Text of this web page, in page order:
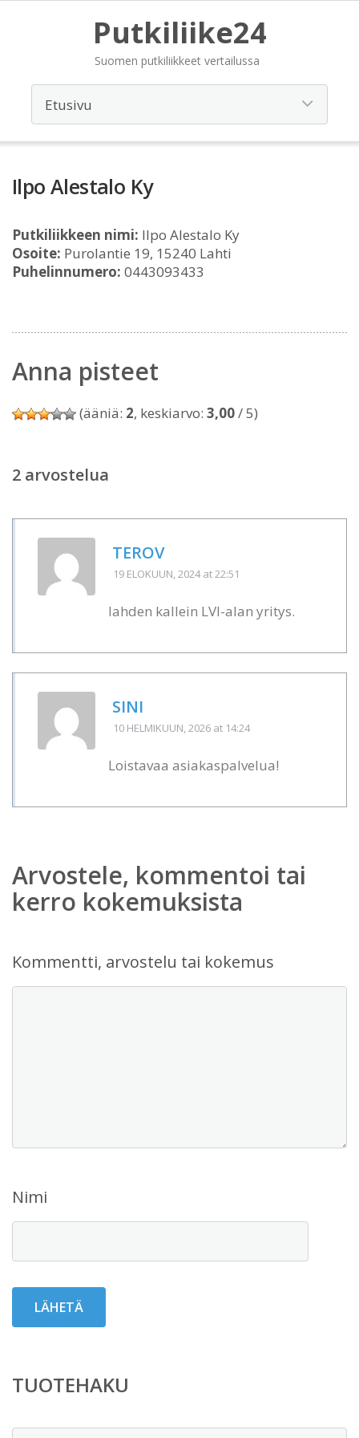
Putkiliike24
Suomen putkiliikkeet vertailussa
Ilpo Alestalo Ky
Putkiliikkeen nimi: Ilpo Alestalo Ky
Osoite: Purolantie 19, 15240 Lahti
Puhelinnumero: 0443093433
Anna pisteet
(ääniä: 2, keskiarvo: 3,00/ 5)
2 arvostelua
TEROV
19 ELOKUUN, 2024at 22:51
lahden kallein LVI-alan yritys.
SINI
10 HELMIKUUN, 2026 at 14:24
Loistavaa asiakaspalvelua!
Arvostele, kommentoi tai
kerro kokemuksista
Kommentti, arvostelu tai kokemus
Nimi
TUOTEHAKU